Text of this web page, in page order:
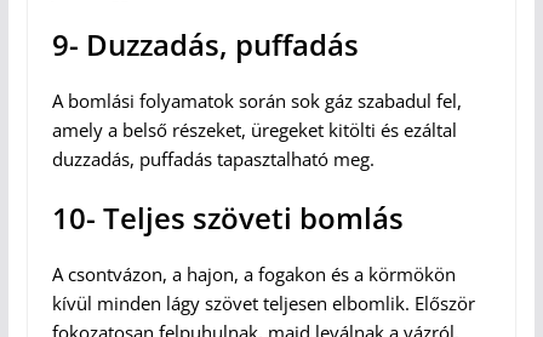
9- Duzzadás, puffadás
A bomlási folyamatok során sok gáz szabadul fel,
amely a belső részeket, üregeket kitölti és ezáltal
duzzadás, puffadás tapasztalható meg.
10- Teljes szöveti bomlás
A csontvázon, a hajon, a fogakon és a körmökön
kívül minden lágy szövet teljesen elbomlik. Először
fokozatosan felpuhulnak, majd leválnak a vázról.